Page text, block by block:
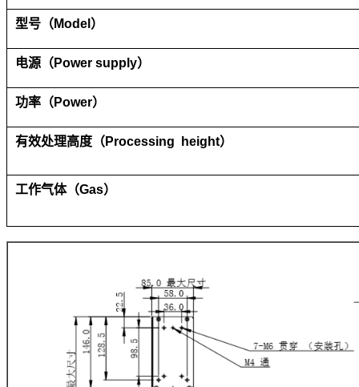
型号（Model ）
电源（Power supply）
功率（Power）
有效处理高度（Processing height）
工作气体（Gas）